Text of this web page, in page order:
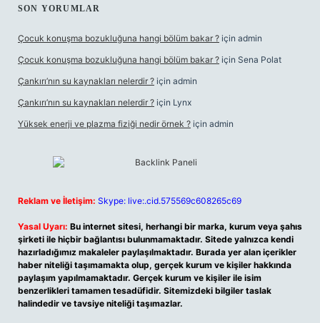
SON YORUMLAR
Çocuk konuşma bozukluğuna hangi bölüm bakar ? için admin
Çocuk konuşma bozukluğuna hangi bölüm bakar ? için Sena Polat
Çankırı’nın su kaynakları nelerdir ? için admin
Çankırı’nın su kaynakları nelerdir ? için Lynx
Yüksek enerji ve plazma fiziği nedir örnek ? için admin
Reklam ve İletişim: Skype: live:.cid.575569c608265c69
Yasal Uyarı: Bu internet sitesi, herhangi bir marka, kurum veya şahıs
şirketi ile hiçbir bağlantısı bulunmamaktadır. Sitede yalnızca kendi
hazırladığımız makaleler paylaşılmaktadır. Burada yer alan içerikler
haber niteliği taşımamakta olup, gerçek kurum ve kişiler hakkında
paylaşım yapılmamaktadır. Gerçek kurum ve kişiler ile isim
benzerlikleri tamamen tesadüfidir. Sitemizdeki bilgiler taslak
halindedir ve tavsiye niteliği taşımazlar.